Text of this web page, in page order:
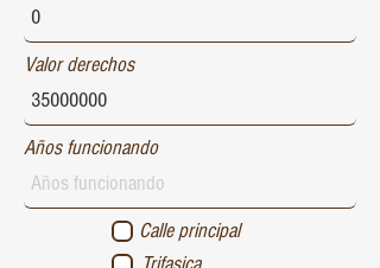
Valor derechos
Años funcionando
Calle principal